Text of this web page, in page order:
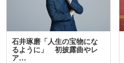
石井琢磨「人生の宝物にな
るように」 初披露曲やレ
ア…